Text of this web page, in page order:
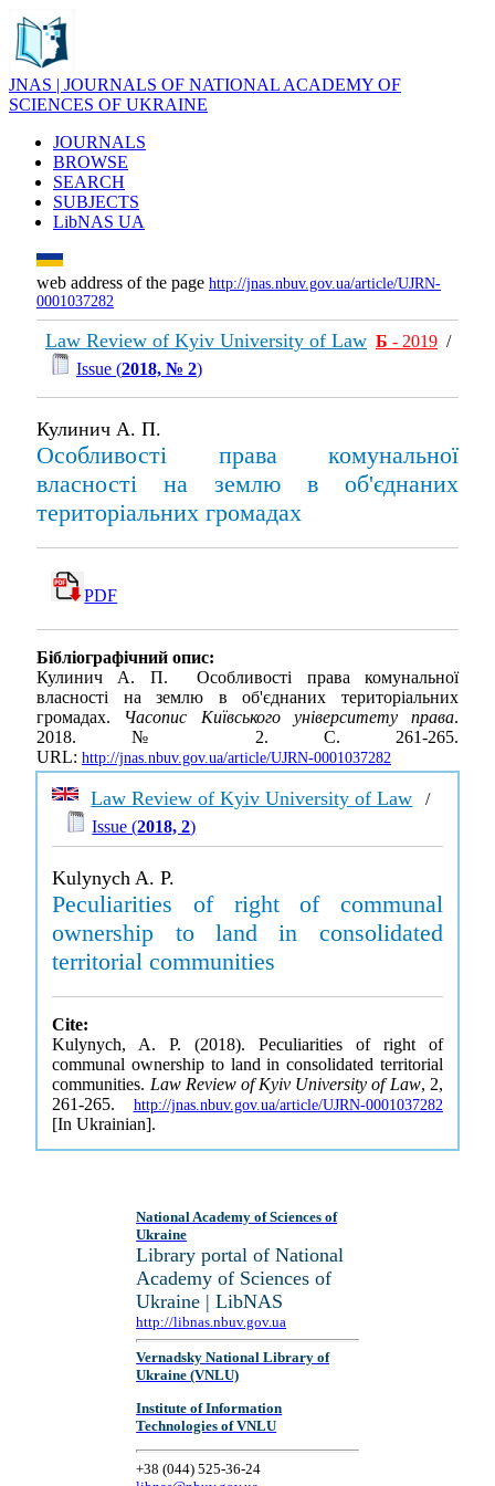
JNAS | JOURNALS OF NATIONAL ACADEMY OF
SCIENCES OF UKRAINE
JOURNALS
BROWSE
SEARCH
SUBJECTS
LibNAS UA
web address of the page http://jnas.nbuv.gov.ua/article/UJRN-
0001037282
Law Review of Kyiv University of Law Б - 2019 /
Issue (2018, № 2)
Кулинич А. П.
Особливості права комунальної
власності на землю в об'єднаних
територіальних громадах
PDF
Бібліографічний опис:
Кулинич А. П. Особливості права комунальної
власності на землю в об'єднаних територіальних
громадах. Часопис Київського університету права.
2018. № 2. С. 261-265.
URL: http://jnas.nbuv.gov.ua/article/UJRN-0001037282
Law Review of Kyiv University of Law /
Issue (2018, 2)
Kulynych A. P.
Peculiarities of right of communal
ownership to land in consolidated
territorial communities
Cite:
Kulynych, A. P. (2018). Peculiarities of right of
communal ownership to land in consolidated territorial
communities. Law Review of Kyiv University of Law, 2,
261-265. http://jnas.nbuv.gov.ua/article/UJRN-0001037282
[In Ukrainian].
National Academy of Sciences of
Ukraine
Library portal of National
Academy of Sciences of
Ukraine | LibNAS
http://libnas.nbuv.gov.ua
Vernadsky National Library of
Ukraine (VNLU)
Institute of Information
Technologies of VNLU
+38 (044) 525-36-24